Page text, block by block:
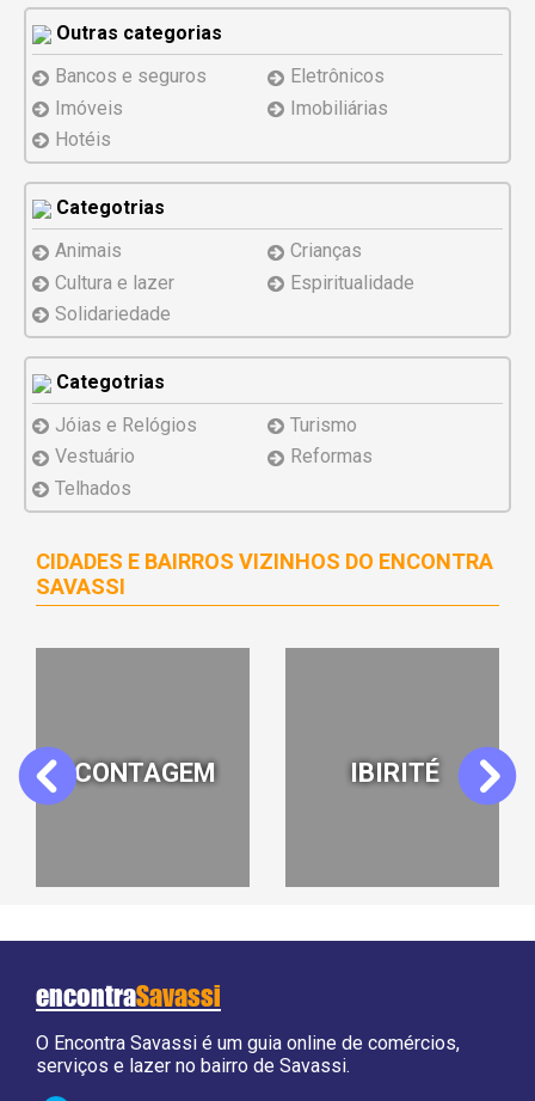
Outras categorias
Bancos e seguros
Eletrônicos
Imóveis
Imobiliárias
Hotéis
Categotrias
Animais
Crianças
Cultura e lazer
Espiritualidade
Solidariedade
Categotrias
Jóias e Relógios
Turismo
Vestuário
Reformas
Telhados
CIDADES E BAIRROS VIZINHOS DO ENCONTRA
SAVASSI
PreviousBARREIRO BH
BELO
HORIZONTE
Next
encontraSavassi
O Encontra Savassi é um guia online de comércios,
serviços e lazer no bairro de Savassi.